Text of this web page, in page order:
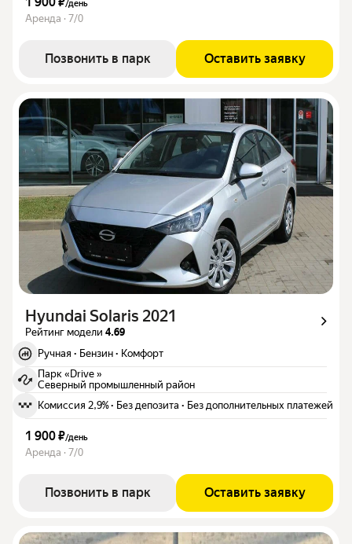
/день
Аренда · 7/0
Позвонить в парк Оставить заявку
Hyundai Solaris 2021
Рейтинг модели 4.69
Ручная · Бензин · Комфорт
Парк «Drive »
Северный промышленный район
Комиссия 2,9%· Без депозита · Без дополнительных платежей
1 900 ₽/день
Аренда · 7/0
Позвонить в парк Оставить заявку